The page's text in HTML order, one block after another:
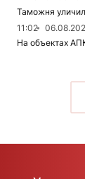
Таможня
11:02
На объектах